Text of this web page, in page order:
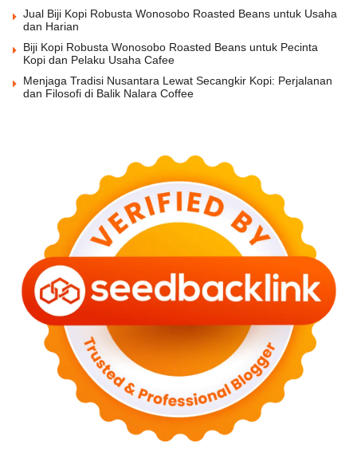
Jual Biji Kopi Robusta Wonosobo Roasted Beans untuk Usaha
dan Harian
Biji Kopi Robusta Wonosobo Roasted Beans untuk Pecinta
Kopi dan Pelaku Usaha Cafee
Menjaga Tradisi Nusantara Lewat Secangkir Kopi: Perjalanan
dan Filosofi di Balik Nalara Coffee